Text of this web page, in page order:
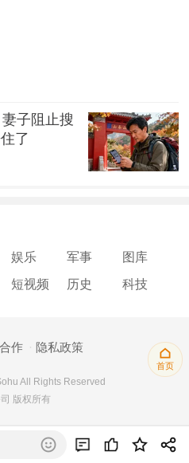
首页
子阻止搜
了
娱乐 军事
图库
短视频 历史 科技
合作 隐私政策
All Rights Reserved
版权所有